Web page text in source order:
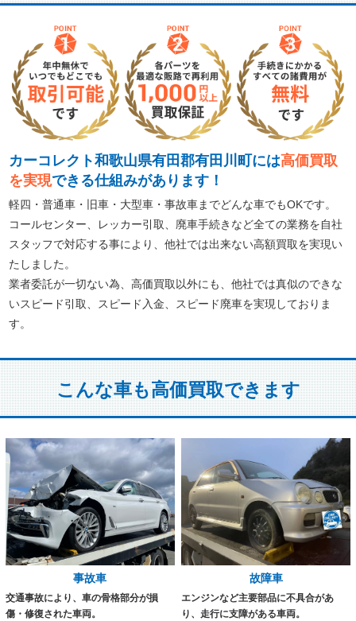
カーコレクト和歌山県有田郡有田川町には高価買取
を実現できる仕組みがあります！
軽四・普通車・旧車・大型車・事故車までどんな車でもOKです。
コールセンター、レッカー引取、廃車手続きなど全ての業務を自社
スタッフで対応する事により、他社では出来ない高額買取を実現い
たしました。
業者委託が一切ない為、高価買取以外にも、他社では真似のできな
いスピード引取、スピード入金、スピード廃車を実現しておりま
す。
こんな車も高価買取できます
事故車
交通事故により、車の骨格部分が損
傷・修復された車両。
故障車
エンジンなど主要部品に不具合があ
り、走行に支障がある車両。